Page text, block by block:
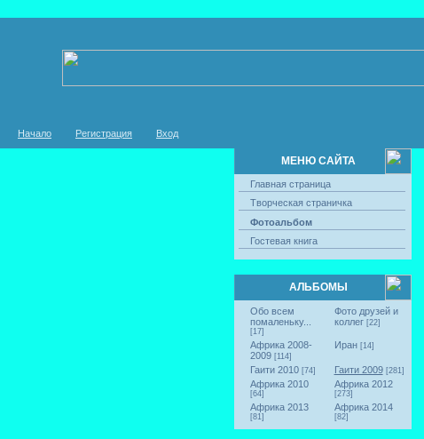
Начало Регистрация Вход
МЕНЮ САЙТА
Главная страница
Творческая страничка
Фотоальбом
Гостевая книга
АЛЬБОМЫ
Обо всем
помаленьку...
[17]
Фото друзей и
коллег [22]
Африка 2008-
2009 [114]
Иран [14]
Гаити 2010 [74] Гаити 2009 [281]
Африка 2010
[64]
Африка 2012
[273]
Африка 2013
[81]
Африка 2014
[82]